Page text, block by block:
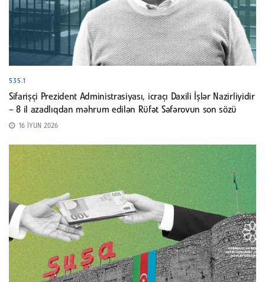
535.1
Sifarişçi Prezident Administrasiyası, icraçı Daxili İşlər Nazirliyidir
– 8 il azadlıqdan məhrum edilən Rüfət Səfərovun son sözü
16 İYUN 2026